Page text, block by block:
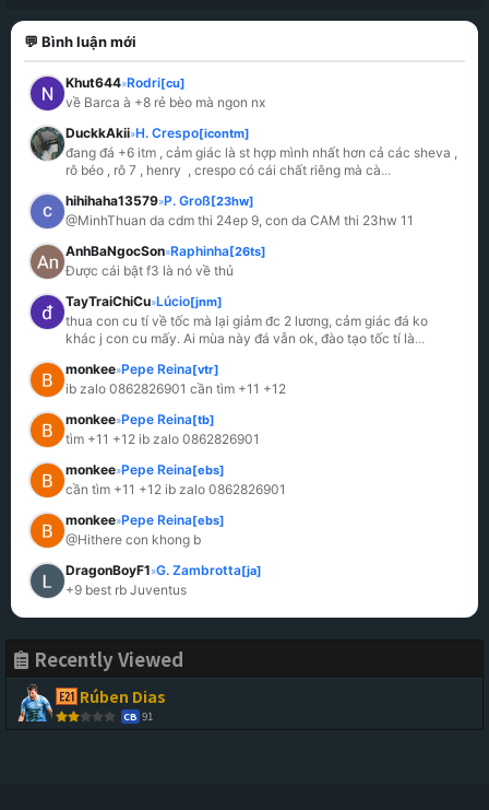
💬 Bình luận mới
Khut644»Rodri[cu]
về Barca à +8 rẻ bèo mà ngon nx
DuckkAkii»H. Crespo[icontm]
đang đá +6 itm , cảm giác là st hợp mình nhất hơn cả các sheva ,
rô béo , rô 7 , henry  , crespo có cái chất riêng mà cà...
hihihaha13579»P. Groß[23hw]
@MinhThuan da cdm thi 24ep 9, con da CAM thi 23hw 11
AnhBaNgocSon»Raphinha[26ts]
Được cái bật f3 là nó về thủ
TayTraiChiCu»Lúcio[jnm]
thua con cu tí về tốc mà lại giảm đc 2 lương, cảm giác đá ko
khác j con cu mấy. Ai mùa này đá vẫn ok, đào tạo tốc tí là...
monkee»Pepe Reina[vtr]
ib zalo 0862826901 cần tìm +11 +12
monkee»Pepe Reina[tb]
tìm +11 +12 ib zalo 0862826901
monkee»Pepe Reina[ebs]
cần tìm +11 +12 ib zalo 0862826901
monkee»Pepe Reina[ebs]
@Hithere con khong b
DragonBoyF1»G. Zambrotta[ja]
+9 best rb Juventus
Recently Viewed
Rúben Dias
CB 91